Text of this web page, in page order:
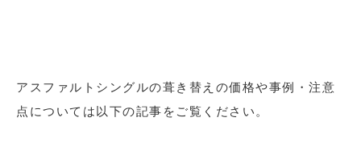
アスファルトシングルの葺き替えの価格や事例・注意
点については以下の記事をご覧ください。